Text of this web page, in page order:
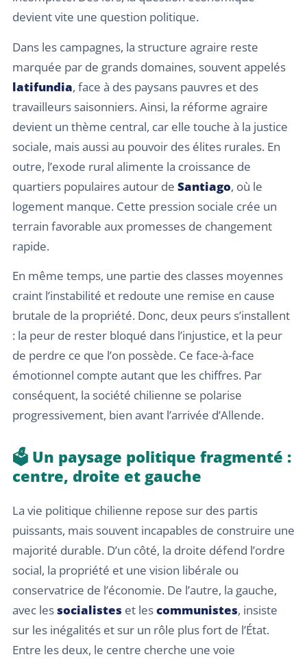
devient vite une question politique.
Dans les campagnes, la structure agraire reste
marquée par de grands domaines, souvent appelés
latifundia, face à des paysans pauvres et des
travailleurs saisonniers. Ainsi, la réforme agraire
devient un thème central, car elle touche à la justice
sociale, mais aussi au pouvoir des élites rurales. En
outre, l’exode rural alimente la croissance de
quartiers populaires autour de Santiago, où le
logement manque. Cette pression sociale crée un
terrain favorable aux promesses de changement
rapide.
En même temps, une partie des classes moyennes
craint l’instabilité et redoute une remise en cause
brutale de la propriété. Donc, deux peurs s’installent
: la peur de rester bloqué dans l’injustice, et la peur
de perdre ce que l’on possède. Ce face-à-face
émotionnel compte autant que les chiffres. Par
conséquent, la société chilienne se polarise
progressivement, bien avant l’arrivée d’Allende.
🗳️ Un paysage politique fragmenté :
centre, droite et gauche
La vie politique chilienne repose sur des partis
puissants, mais souvent incapables de construire une
majorité durable. D’un côté, la droite défend l’ordre
social, la propriété et une vision libérale ou
conservatrice de l’économie. De l’autre, la gauche,
avec lessocialistes et lescommunistes, insiste
sur les inégalités et sur un rôle plus fort de l’État.
Entre les deux, le centre cherche une voie